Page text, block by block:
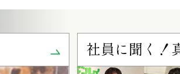
社員に聞く！